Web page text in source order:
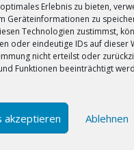
Erlebnis zu bieten,
Geräteinformationen zu
Technologien zustimmst,
oder eindeutige IDs auf dieser
nicht erteilst oder
Funktionen beeinträchtigt
akzeptieren Ablehnen
Add Connect UG & Co. KG
Gütersloher Str. 69 a
Mo.-Fr 9 bis 16Uhr
Hotline05257-934402